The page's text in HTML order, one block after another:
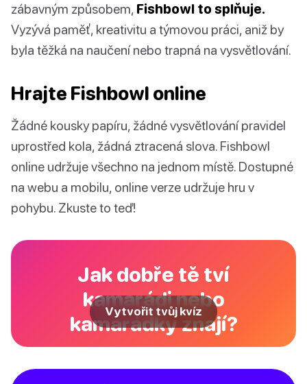
zábavným způsobem, Fishbowl to splňuje.
Vyzývá paměť, kreativitu a týmovou práci, aniž by
byla těžká na naučení nebo trapná na vysvětlování.
Hrajte Fishbowl online
Žádné kousky papíru, žádné vysvětlování pravidel
uprostřed kola, žádná ztracená slova. Fishbowl
online udržuje všechno na jednom místě. Dostupné
na webu a mobilu, online verze udržuje hru v
pohybu. Zkuste to teď!
Jak dobře tě tví
kamarádi nebo
kamarádky znají?
Vytvořit tvůj kvíz